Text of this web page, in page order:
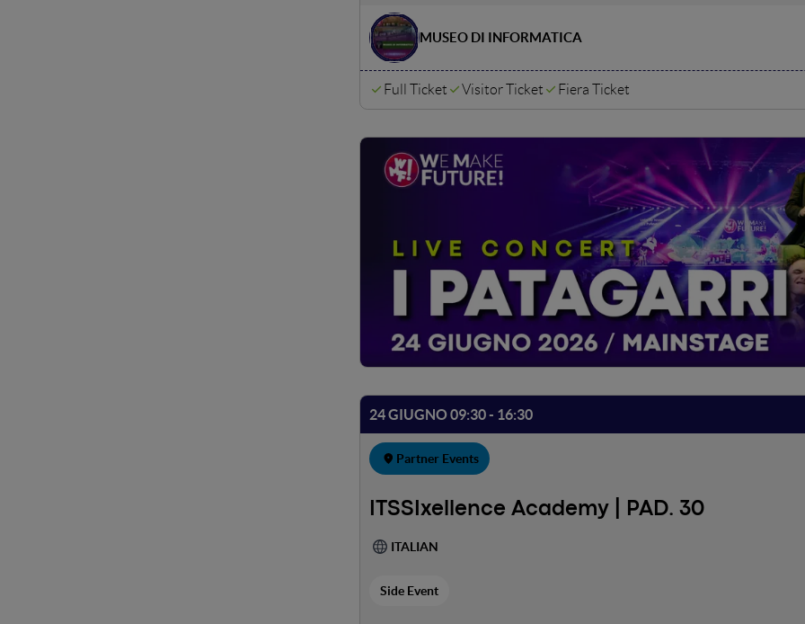
Nel percorso espositivo scoprirai la grande evoluzione dell'informatica
primi computer all'avvento del PC.
MUSEO DI INFORMATICA
Fiera Ticket
Visitor Ticket
Full Ticket
24 GIUGNO 09:30 - 16:30
Partner Events
ITSSIxellence Academy | PAD. 30
ITALIAN
Side Event